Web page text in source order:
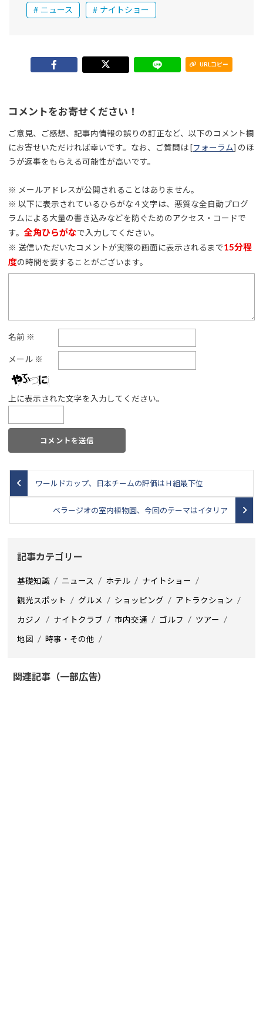
ニュース ナイトショー
URLコピー
コメントをお寄せください！
ご意見、ご感想、記事内情報の誤りの訂正など、以下のコメント欄
にお寄せいただければ幸いです。なお、ご質問は [フォーラム] のほ
うが返事をもらえる可能性が高いです。
※ メールアドレスが公開されることはありません。
※ 以下に表示されているひらがな４文字は、悪質な全自動プログ
ラムによる大量の書き込みなどを防ぐためのアクセス・コードで
す。全角ひらがなで入力してください。
※ 送信いただいたコメントが実際の画面に表示されるまで15分程
度の時間を要することがございます。
名前 ※
メール ※
上に表示された文字を入力してください。
ワールドカップ、日本チームの評価はＨ組最下位
ベラージオの室内植物園、今回のテーマはイタリア
記事カテゴリー
基礎知識 ニュース ホテル ナイトショー
観光スポット グルメ ショッピング アトラクション
カジノ ナイトクラブ 市内交通 ゴルフ ツアー
地図 時事・その他
関連記事（一部広告）